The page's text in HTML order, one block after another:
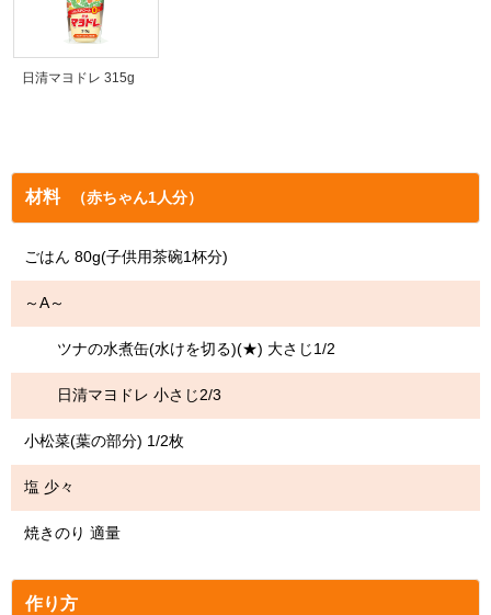
日清マヨドレ 315g
材料 （赤ちゃん1人分）
ごはん 80g(子供用茶碗1杯分)
～A～
ツナの水煮缶(水けを切る)(★) 大さじ1/2
日清マヨドレ 小さじ2/3
小松菜(葉の部分) 1/2枚
塩 少々
焼きのり 適量
作り方